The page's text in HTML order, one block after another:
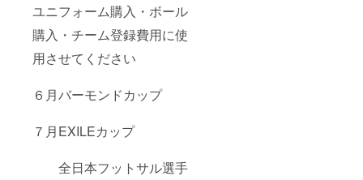
ユニフォーム購入・ボール
購入・チーム登録費用に使
用させてください
６月バーモンドカップ
７月EXILEカップ
全日本フットサル選手